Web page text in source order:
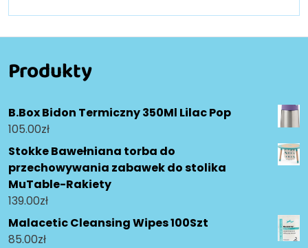
Produkty
B.Box Bidon Termiczny 350Ml Lilac Pop
105.00zł
Stokke Bawełniana torba do
przechowywania zabawek do stolika
MuTable-Rakiety
139.00zł
Malacetic Cleansing Wipes 100Szt
85.00zł